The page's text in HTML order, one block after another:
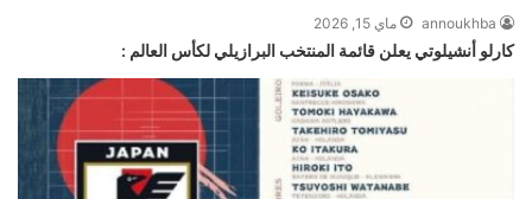
annoukhba ماي 15, 2026
كارلو أنشيلوتي يعلن قائمة المنتخب البرازيلي لكأس العالم :